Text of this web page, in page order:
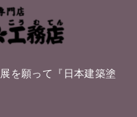
を願って『 日本建築塗